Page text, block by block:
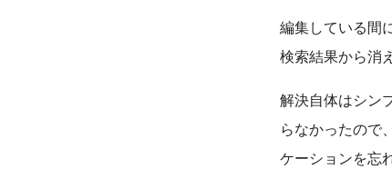
編集している間
検索結果から消
解決自体はシン
らなかったので
ケーションを忘